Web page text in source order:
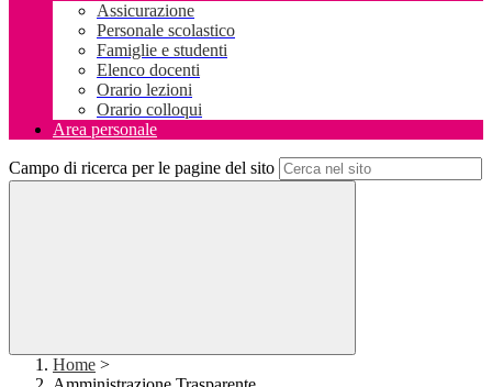
Assicurazione
Personale scolastico
Famiglie e studenti
Elenco docenti
Orario lezioni
Orario colloqui
Area personale
Campo di ricerca per le pagine del sito
Home >